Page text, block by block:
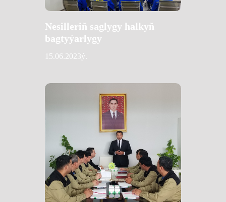
Nesilleriň saglygy halkyň
bagtyýarlygy
15.06.2023ý.